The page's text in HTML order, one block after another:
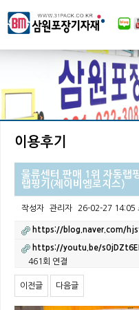
이용후기
물류센터 판매 1위 자동랩
랩핑기(제이비엠로지스)
작성자 관리자 26-02-27 14:05
https://blog.naver.com/
https://youtu.be/
461회 연결
이전글 다음글